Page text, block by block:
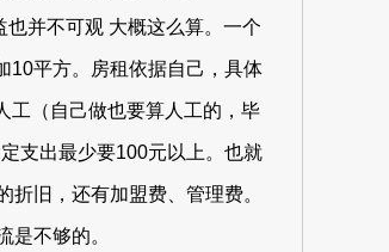
并不可观 大概这么算。一个
10平方。房租依据自己，具体
工（自己做也要算人工的，毕
支出最少要100元以上。也就
旧，还有加盟费、管理费。
是不够的。